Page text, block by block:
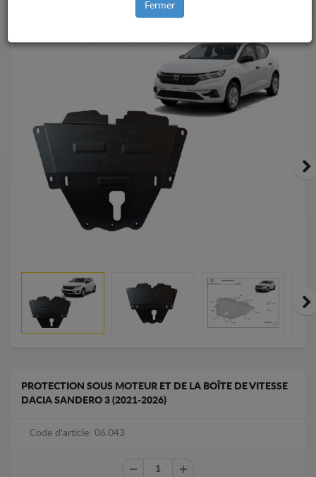
PROTECTION SOUS MOTEUR ET DE LA BOÎTE DE VITESSE
DACIA SANDERO 3 (2021-2026)
Code d'article: 06.043
Fermer